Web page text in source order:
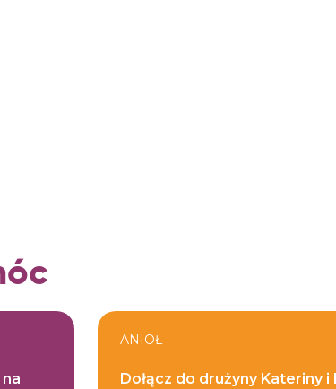
ANIOŁ
Dołącz do drużyny Kateriny i